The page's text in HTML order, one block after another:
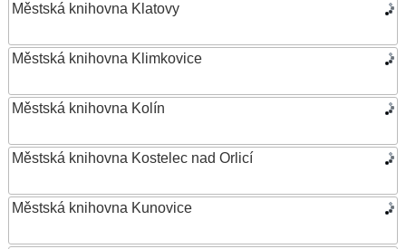
Městská knihovna Klatovy
Městská knihovna Klimkovice
Městská knihovna Kolín
Městská knihovna Kostelec nad Orlicí
Městská knihovna Kunovice